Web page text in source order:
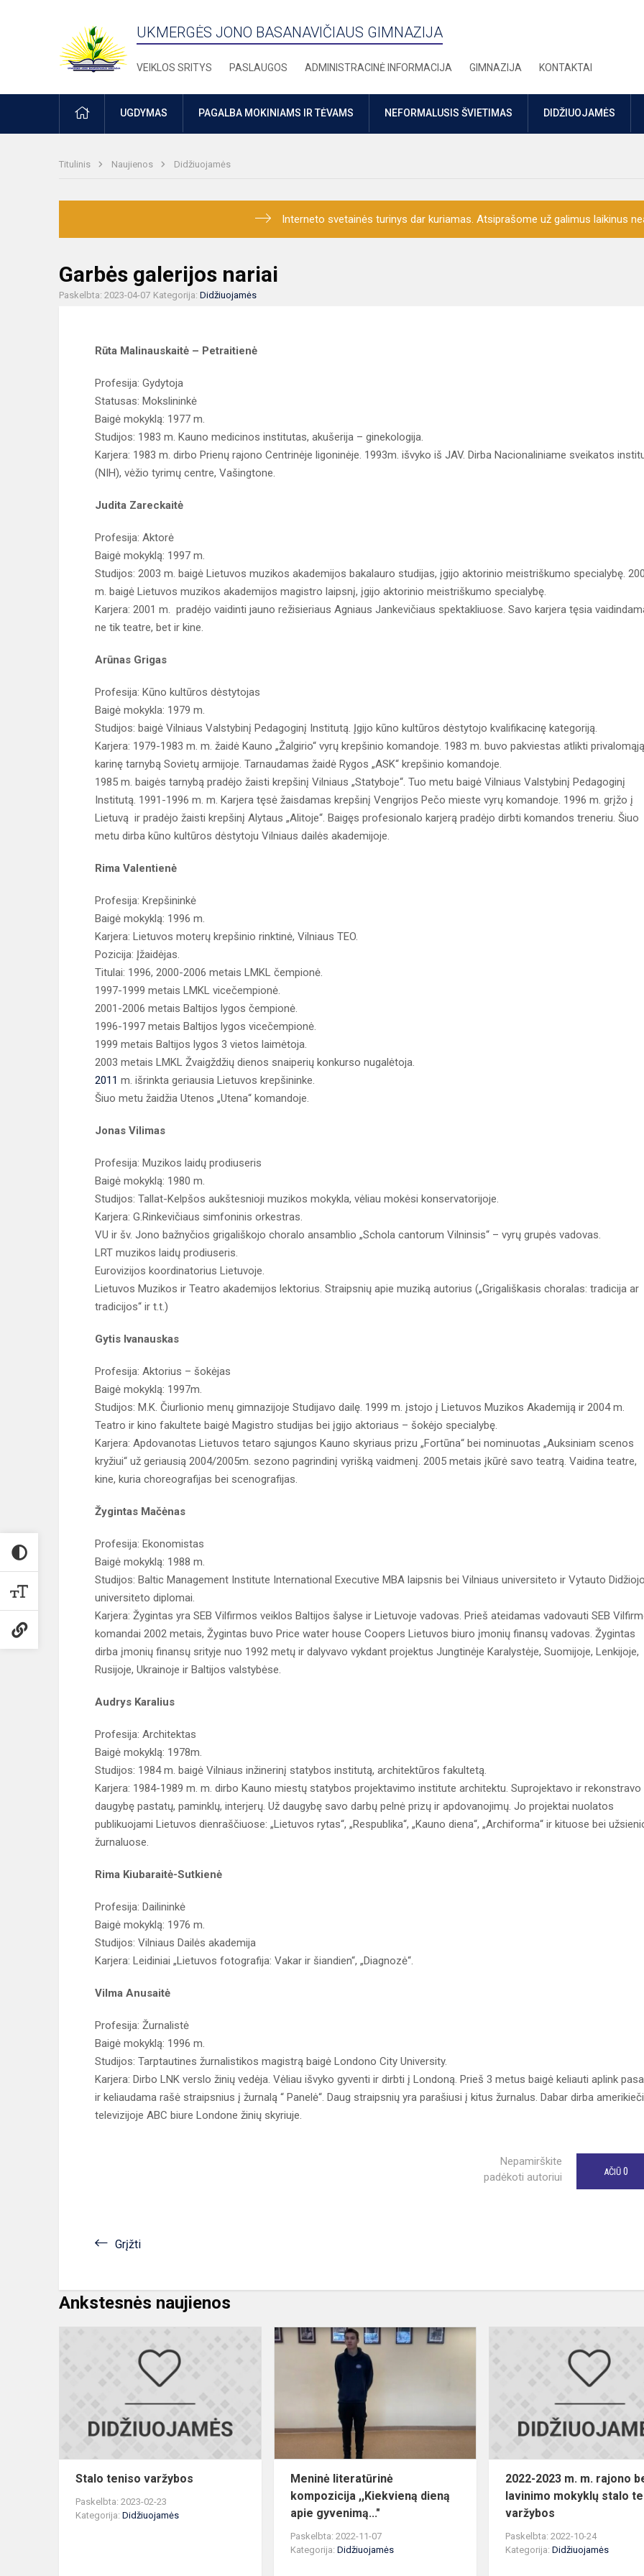
UKMERGĖS JONO BASANAVIČIAUS GIMNAZIJA
VEIKLOS SRITYS PASLAUGOS ADMINISTRACINĖ INFORMACIJA GIMNAZIJA KONTAKTAI
PRADŽIAUGDYMAS PAGALBA MOKINIAMS IR TĖVAMS NEFORMALUSIS ŠVIETIMAS DIDŽIUOJAMĖS
Titulinis Naujienos Didžiuojamės
Interneto svetainės turinys dar kuriamas. Atsiprašome už galimus laikinus
Garbės galerijos nariai
Paskelbta: 2023-04-07 Kategorija: Didžiuojamės
Rūta Malinauskaitė – Petraitienė
Profesija: Gydytoja
Statusas: Mokslininkė
Baigė mokyklą: 1977 m.
Studijos: 1983 m. Kauno medicinos institutas, akušerija – ginekologija.
Karjera: 1983 m. dirbo Prienų rajono Centrinėje ligoninėje. 1993m. išvyko iš JAV. Dirba Nacionaliniame sveikatos
(NIH), vėžio tyrimų centre, Vašingtone.
Judita Zareckaitė
Profesija: Aktorė
Baigė mokyklą: 1997 m.
Studijos: 2003 m. baigė Lietuvos muzikos akademijos bakalauro studijas, įgijo aktorinio meistriškumo specialybę.
m. baigė Lietuvos muzikos akademijos magistro laipsnį, įgijo aktorinio meistriškumo specialybę.
Karjera: 2001 m. pradėjo vaidinti jauno režisieriaus Agniaus Jankevičiaus spektakliuose. Savo karjera tęsia
ne tik teatre, bet ir kine.
Arūnas Grigas
Profesija: Kūno kultūros dėstytojas
Baigė mokykla: 1979 m.
Studijos: baigė Vilniaus Valstybinį Pedagoginį Institutą. Įgijo kūno kultūros dėstytojo kvalifikacinę kategoriją.
Karjera: 1979-1983 m. m. žaidė Kauno „Žalgirio“ vyrų krepšinio komandoje. 1983 m. buvo pakviestas atlikti privalomąją
karinę tarnybą Sovietų armijoje. Tarnaudamas žaidė Rygos „ASK“ krepšinio komandoje.
1985 m. baigės tarnybą pradėjo žaisti krepšinį Vilniaus „Statyboje“. Tuo metu baigė Vilniaus Valstybinį Pedagoginį
Institutą. 1991-1996 m. m. Karjera tęsė žaisdamas krepšinį Vengrijos Pečo mieste vyrų komandoje. 1996 m. grįžo į
Lietuvą ir pradėjo žaisti krepšinį Alytaus „Alitoje“. Baigęs profesionalo karjerą pradėjo dirbti komandos treneriu. Šiuo
metu dirba kūno kultūros dėstytoju Vilniaus dailės akademijoje.
Rima Valentienė
Profesija: Krepšininkė
Baigė mokyklą: 1996 m.
Karjera: Lietuvos moterų krepšinio rinktinė, Vilniaus TEO.
Pozicija: Įžaidėjas.
Titulai: 1996, 2000-2006 metais LMKL čempionė.
1997-1999 metais LMKL vicečempionė.
2001-2006 metais Baltijos lygos čempionė.
1996-1997 metais Baltijos lygos vicečempionė.
1999 metais Baltijos lygos 3 vietos laimėtoja.
2003 metais LMKL Žvaigždžių dienos snaiperių konkurso nugalėtoja.
2011 m. išrinkta geriausia Lietuvos krepšininke.
Šiuo metu žaidžia Utenos „Utena“ komandoje.
Jonas Vilimas
Profesija: Muzikos laidų prodiuseris
Baigė mokyklą: 1980 m.
Studijos: Tallat-Kelpšos aukštesnioji muzikos mokykla, vėliau mokėsi konservatorijoje.
Karjera: G.Rinkevičiaus simfoninis orkestras.
VU ir šv. Jono bažnyčios grigališkojo choralo ansamblio „Schola cantorum Vilninsis“ – vyrų grupės vadovas.
LRT muzikos laidų prodiuseris.
Eurovizijos koordinatorius Lietuvoje.
Lietuvos Muzikos ir Teatro akademijos lektorius. Straipsnių apie muziką autorius („Grigališkasis choralas: tradicija ar
tradicijos“ ir t.t.)
Gytis Ivanauskas
Profesija: Aktorius – šokėjas
Baigė mokyklą: 1997m.
Studijos: M.K. Čiurlionio menų gimnazijoje Studijavo dailę. 1999 m. įstojo į Lietuvos Muzikos Akademiją ir 2004 m.
Teatro ir kino fakultete baigė Magistro studijas bei įgijo aktoriaus – šokėjo specialybę.
Karjera: Apdovanotas Lietuvos tetaro sąjungos Kauno skyriaus prizu „Fortūna“ bei nominuotas „Auksiniam scenos
kryžiui“ už geriausią 2004/2005m. sezono pagrindinį vyrišką vaidmenį. 2005 metais įkūrė savo teatrą. Vaidina teatre,
kine, kuria choreografijas bei scenografijas.
Žygintas Mačėnas
Profesija: Ekonomistas
Baigė mokyklą: 1988 m.
Studijos: Baltic Management Institute International Executive MBA laipsnis bei Vilniaus universiteto ir Vytauto
universiteto diplomai.
Karjera: Žygintas yra SEB Vilfirmos veiklos Baltijos šalyse ir Lietuvoje vadovas. Prieš ateidamas vadovauti SEB
komandai 2002 metais, Žygintas buvo Price water house Coopers Lietuvos biuro įmonių finansų vadovas. Žygintas
dirba įmonių finansų srityje nuo 1992 metų ir dalyvavo vykdant projektus Jungtinėje Karalystėje, Suomijoje, Lenkijoje,
Rusijoje, Ukrainoje ir Baltijos valstybėse.
Audrys Karalius
Profesija: Architektas
Baigė mokyklą: 1978m.
Studijos: 1984 m. baigė Vilniaus inžinerinį statybos institutą, architektūros fakultetą.
Karjera: 1984-1989 m. m. dirbo Kauno miestų statybos projektavimo institute architektu. Suprojektavo ir rekonstravo
daugybę pastatų, paminklų, interjerų. Už daugybę savo darbų pelnė prizų ir apdovanojimų. Jo projektai nuolatos
publikuojami Lietuvos dienraščiuose: „Lietuvos rytas“, „Respublika“, „Kauno diena“, „Archiforma“ ir kituose bei
žurnaluose.
Rima Kiubaraitė-Sutkienė
Profesija: Dailininkė
Baigė mokyklą: 1976 m.
Studijos: Vilniaus Dailės akademija
Karjera: Leidiniai „Lietuvos fotografija: Vakar ir šiandien“, „Diagnozė“.
Vilma Anusaitė
Profesija: Žurnalistė
Baigė mokyklą: 1996 m.
Studijos: Tarptautines žurnalistikos magistrą baigė Londono City University.
Karjera: Dirbo LNK verslo žinių vedėja. Vėliau išvyko gyventi ir dirbti į Londoną. Prieš 3 metus baigė keliauti aplink
ir keliaudama rašė straipsnius į žurnalą “ Panelė“. Daug straipsnių yra parašiusi į kitus žurnalus. Dabar dirba
televizijoje ABC biure Londone žinių skyriuje.
Nepamirškite
padėkoti autoriui
AČIŪ 0
Grįžti
Ankstesnės naujienos
Stalo
Stalo teniso varžybos
Paskelbta: 2023-02-23
Kategorija: Didžiuojamės
Meninė
gyv...
Meninė literatūrinė
kompozicija ,,Kiekvieną dieną
apie gyvenimą..."
Paskelbta: 2022-11-07
Kategorija:Didžiuojamės
2022-2023 m. m. rajono
lavinimo mokyklų stalo
varžybos
Paskelbta: 2022-10-24
Kategorija:Didžiuojamės